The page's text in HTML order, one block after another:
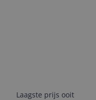
Laagste prijs ooit